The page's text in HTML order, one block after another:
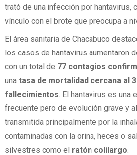
trató de una infección por hantavirus,
vínculo con el brote que preocupa a
El área sanitaria de Chacabuco
los casos de hantavirus aumentaron
con un total de 77 contagios
una tasa de mortalidad cercana al
fallecimientos . El hantavirus es una
frecuente pero de evolución grave y
transmitida principalmente por la
contaminadas con la orina, heces o
silvestres como el ratón colilargo